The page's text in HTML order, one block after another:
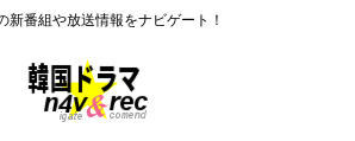
新番組や放送情報をナビゲート！